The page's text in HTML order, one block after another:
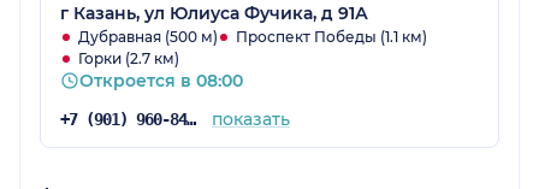
г Казань, ул Юлиуса Фучика, д 91А
Дубравная (500 м)
Проспект Победы (1.1 км)
Горки (2.7 км)
Откроется в 08:00
+7 (901) 960-84-71 показать